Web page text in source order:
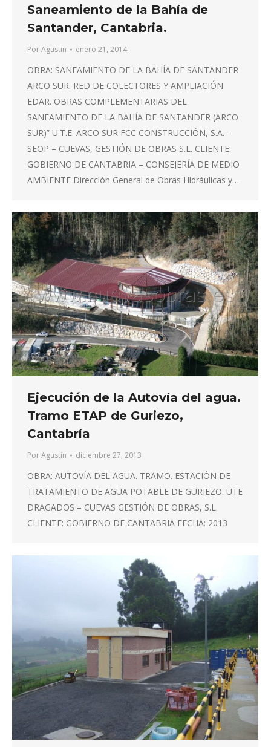
Saneamiento de la Bahía de
Santander, Cantabria.
PorAgustin enero 21, 2014
OBRA: SANEAMIENTO DE LA BAHÍA DE SANTANDER
ARCO SUR. RED DE COLECTORES Y AMPLIACIÓN
EDAR. OBRAS COMPLEMENTARIAS DEL
SANEAMIENTO DE LA BAHÍA DE SANTANDER (ARCO
SUR)” U.T.E. ARCO SUR FCC CONSTRUCCIÓN, S.A. –
SEOP – CUEVAS, GESTIÓN DE OBRAS S.L. CLIENTE:
GOBIERNO DE CANTABRIA – CONSEJERÍA DE MEDIO
AMBIENTE Dirección General de Obras Hidráulicas y…
Ejecución de la Autovía del agua.
Tramo ETAP de Guriezo,
Cantabría
PorAgustin diciembre 27, 2013
OBRA: AUTOVÍA DEL AGUA. TRAMO. ESTACIÓN DE
TRATAMIENTO DE AGUA POTABLE DE GURIEZO. UTE
DRAGADOS – CUEVAS GESTIÓN DE OBRAS, S.L.
CLIENTE: GOBIERNO DE CANTABRIA FECHA: 2013